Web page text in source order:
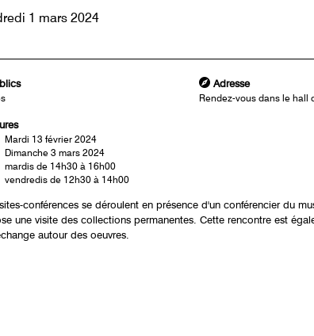
1 mars 2024
Adresse
Rendez-vous dans le hall
Mardi 13 février 2024
Dimanche 3 mars 2024
mardis de 14h30 à 16h00
vendredis de 12h30 à 14h00
conférences se déroulent en présence d'un conférencier du
une visite des collections permanentes. Cette rencontre est
autour des oeuvres.